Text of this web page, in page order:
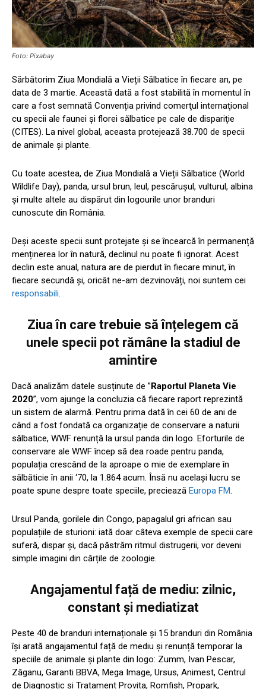
Foto: Pixabay
Sărbătorim Ziua Mondială a Vieții Sălbatice în fiecare an, pe
data de 3 martie. Această dată a fost stabilită în momentul în
care a fost semnată Convenția privind comerţul internaţional
cu specii ale faunei şi florei sălbatice pe cale de dispariţie
(CITES). La nivel global, aceasta protejează 38.700 de specii
de animale şi plante.
Cu toate acestea, de Ziua Mondială a Vieții Sălbatice (World
Wildlife Day), panda, ursul brun, leul, pescărușul, vulturul, albina
și multe altele au dispărut din logourile unor branduri
cunoscute din România.
Deși aceste specii sunt protejate și se încearcă în permanență
menținerea lor în natură, declinul nu poate fi ignorat. Acest
declin este anual, natura are de pierdut în fiecare minut, în
fiecare secundă și, oricât ne-am dezvinovăți, noi suntem cei
responsabili.
Ziua în care trebuie să înțelegem că
unele specii pot rămâne la stadiul de
amintire
Dacă analizăm datele susținute de ”Raportul Planeta Vie
2020”, vom ajunge la concluzia că fiecare raport reprezintă
un sistem de alarmă. Pentru prima dată în cei 60 de ani de
când a fost fondată ca organizație de conservare a naturii
sălbatice, WWF renunță la ursul panda din logo. Eforturile de
conservare ale WWF încep să dea roade pentru panda,
populația crescând de la aproape o mie de exemplare în
sălbăticie în anii ‘70, la 1.864 acum. Însă nu același lucru se
poate spune despre toate speciile, preciează Europa FM.
Ursul Panda, gorilele din Congo, papagalul gri african sau
populațiile de sturioni: iată doar câteva exemple de specii care
suferă, dispar și, dacă păstrăm ritmul distrugerii, vor deveni
simple imagini din cărțile de zoologie.
Angajamentul față de mediu: zilnic,
constant și mediatizat
Peste 40 de branduri internaționale și 15 branduri din România
își arată angajamentul față de mediu și renunță temporar la
speciile de animale și plante din logo: Zumm, Ivan Pescar,
Zăganu, Garanti BBVA, Mega Image, Ursus, Animest, Centrul
de Diagnostic și Tratament Provita, Romfish, Propark,